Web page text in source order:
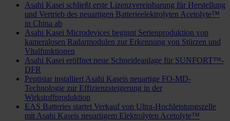
Asahi Kasei schließt erste Lizenzvereinbarung für Herstellung
und Vertrieb des neuartigen Batterieelektrolyten Acetolyte™
in China ab
Asahi Kasei Microdevices beginnt Serienproduktion von
kameralosen Radarmodulen zur Erkennung von Stürzen und
Vitalfunktionen
Asahi Kasei eröffnet neue Schneideanlage für SUNFORT™-
DFR
Peptistar installiert Asahi Kaseis neuartige FO-MD-
Technologie zur Effizienzsteigerung in der
Wirkstoffproduktion
EAS Batteries startet Verkauf von Ultra-Hochleistungszelle
mit Asahi Kaseis neuartigem Elektrolyten Acetolyte™